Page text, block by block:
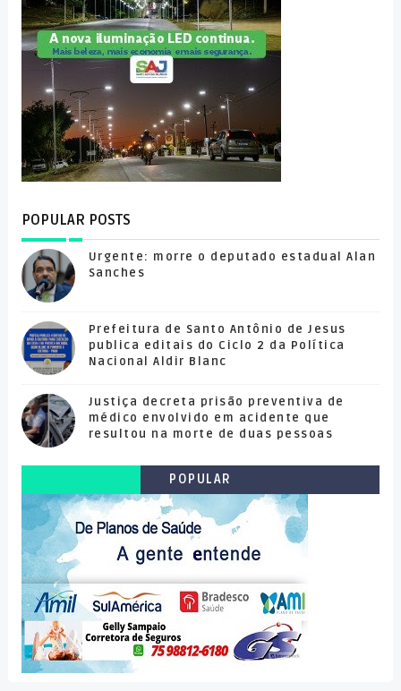
POPULAR POSTS
Urgente: morre o deputado estadual Alan
Sanches
Prefeitura de Santo Antônio de Jesus
publica editais do Ciclo 2 da Política
Nacional Aldir Blanc
Justiça decreta prisão preventiva de
médico envolvido em acidente que
resultou na morte de duas pessoas
POPULAR